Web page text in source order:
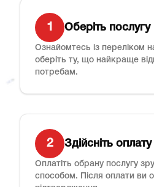
1 Оберіть послугу
Ознайомтесь із переліком
оберіть ту, що найкраще
потребам.
2 Здійсніть оплату
Оплатіть обрану послугу
способом. Після оплати ви